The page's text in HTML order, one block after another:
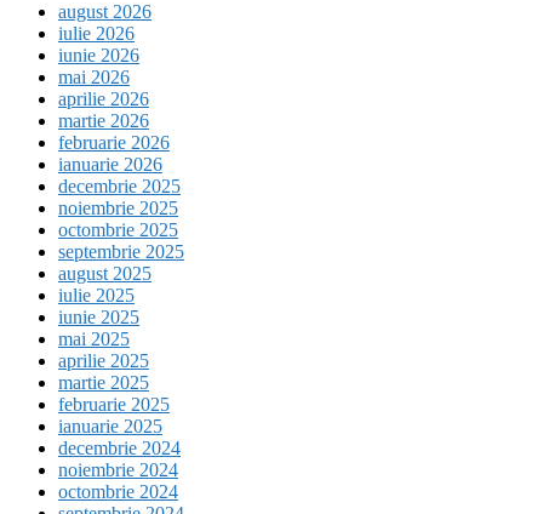
august 2026
iulie 2026
iunie 2026
mai 2026
aprilie 2026
martie 2026
februarie 2026
ianuarie 2026
decembrie 2025
noiembrie 2025
octombrie 2025
septembrie 2025
august 2025
iulie 2025
iunie 2025
mai 2025
aprilie 2025
martie 2025
februarie 2025
ianuarie 2025
decembrie 2024
noiembrie 2024
octombrie 2024